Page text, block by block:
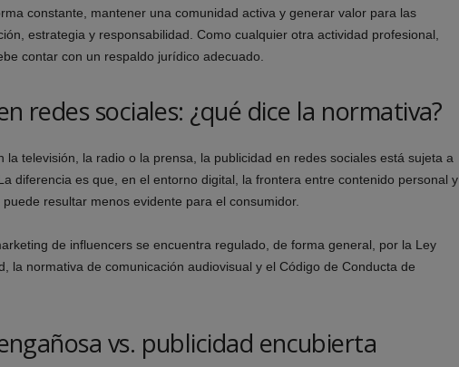
constante, mantener una comunidad activa y generar valor para las
estrategia y responsabilidad. Como cualquier otra actividad profesional,
contar con un respaldo jurídico adecuado.
redes sociales: ¿qué dice la normativa?
la televisión, la radio o la prensa, la publicidad en redes sociales está sujeta a
diferencia es que, en el entorno digital, la frontera entre contenido personal y
resultar menos evidente para el consumidor.
de influencers se encuentra regulado, de forma general, por la Ley
la normativa de comunicación audiovisual y el Código de Conducta de
vs. publicidad encubierta